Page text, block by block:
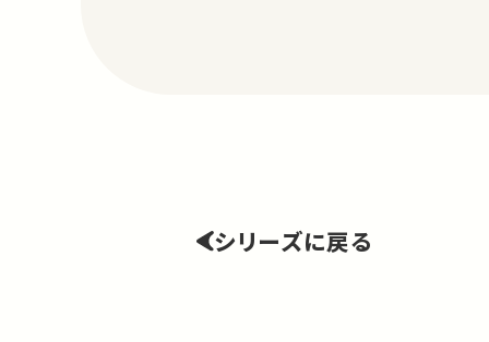
シリーズに戻る